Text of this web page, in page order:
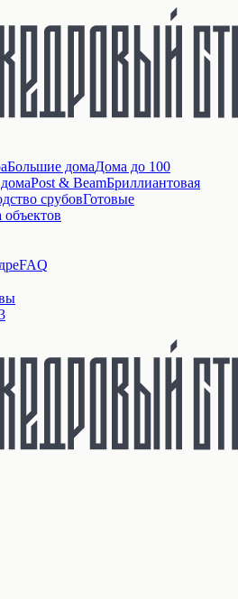
Большие домаДома до 100
Post & BeamБриллиантовая
срубовГотовые
объектов
FAQ